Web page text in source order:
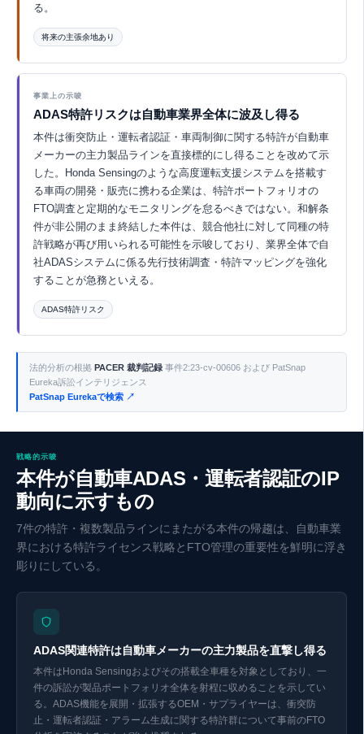
る。
将来の主張余地あり
事業上の示唆
ADAS特許リスクは自動車業界全体に波及し得る
本件は衝突防止・運転者認証・車両制御に関する特許が自動車
メーカーの主力製品ラインを直接標的にし得ることを改めて示
した。Honda Sensingのような高度運転支援システムを搭載す
る車両の開発・販売に携わる企業は、特許ポートフォリオの
FTO調査と定期的なモニタリングを怠るべきではない。和解条
件が非公開のまま終結した本件は、競合他社に対して同種の特
許戦略が再び用いられる可能性を示唆しており、業界全体で自
社ADASシステムに係る先行技術調査・特許マッピングを強化
することが急務といえる。
ADAS特許リスク
Eurekaで探索 ↗
法的分析の根拠 PACER 裁判記録 事件2:23-cv-00606 および PatSnap
Eureka訴訟インテリジェンス
PatSnap Eurekaで検索 ↗
戦略的示唆
本件が自動車ADAS・運転者認証のIP
動向に示すもの
7件の特許・複数製品ラインにまたがる本件の帰趨は、自動車業
界における特許ライセンス戦略とFTO管理の重要性を鮮明に浮き
彫りにしている。
ADAS関連特許は自動車メーカーの主力製品を直撃し得る
本件はHonda Sensingおよびその搭載全車種を対象としており、一
件の訴訟が製品ポートフォリオ全体を射程に収めることを示してい
る。ADAS機能を展開・拡張するOEM・サプライヤーは、衝突防
止・運転者認証・アラーム生成に関する特許群について事前のFTO